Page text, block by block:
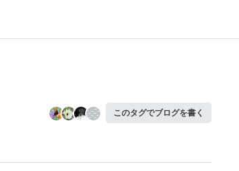
このタグでブログを書く